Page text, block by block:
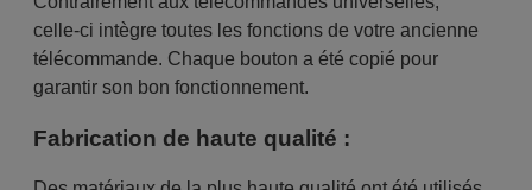
celle-ci intègre toutes les fonctions de votre ancienne
télécommande. Chaque bouton a été copié pour
garantir son bon fonctionnement.
Fabrication de haute qualité :